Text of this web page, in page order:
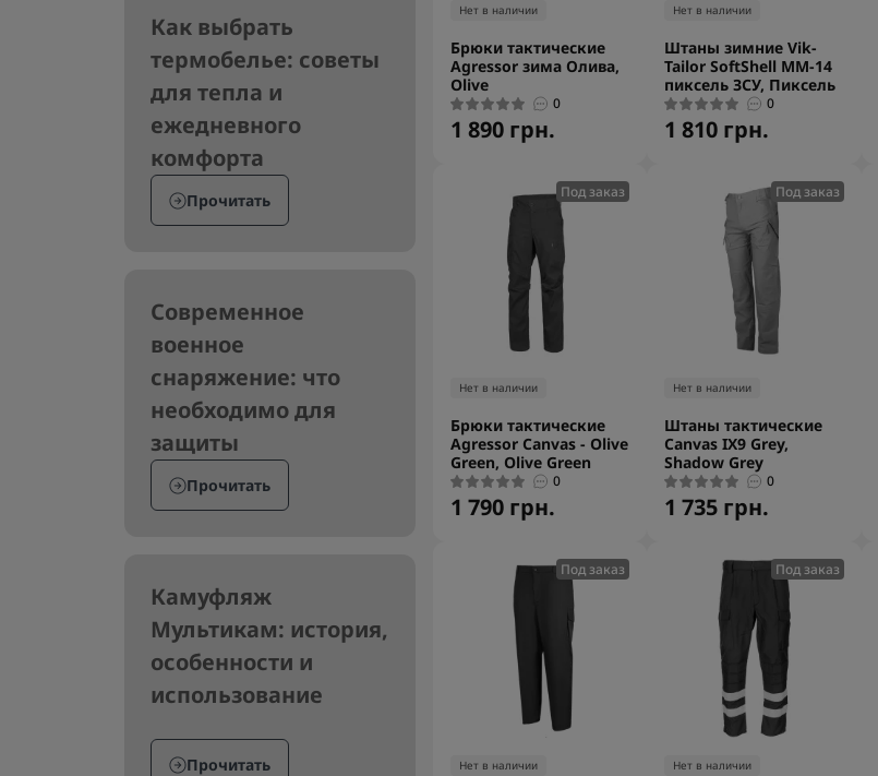
Как выбрать
термобелье: советы
для тепла и
ежедневного
комфорта
Прочитать
Современное
военное
снаряжение: что
необходимо для
защиты
Прочитать
Камуфляж
Мультикам: история,
особенности и
использование
Прочитать
Нет в наличии
Брюки тактические
Agressor зима Олива,
Olive
0
1 890 грн.
Нет в наличии
Штаны зимние Vik-
Tailor SoftShell ММ-14
пиксель ЗСУ, Пиксель
0
1 810 грн.
Под заказ
Нет в наличии
Брюки тактические
Agressor Canvas - Olive
Green, Olive Green
0
1 790 грн.
Под заказ
Нет в наличии
Штаны тактические
Canvas IX9 Grey,
Shadow Grey
0
1 735 грн.
Под заказ
Нет в наличии
Под заказ
Нет в наличии